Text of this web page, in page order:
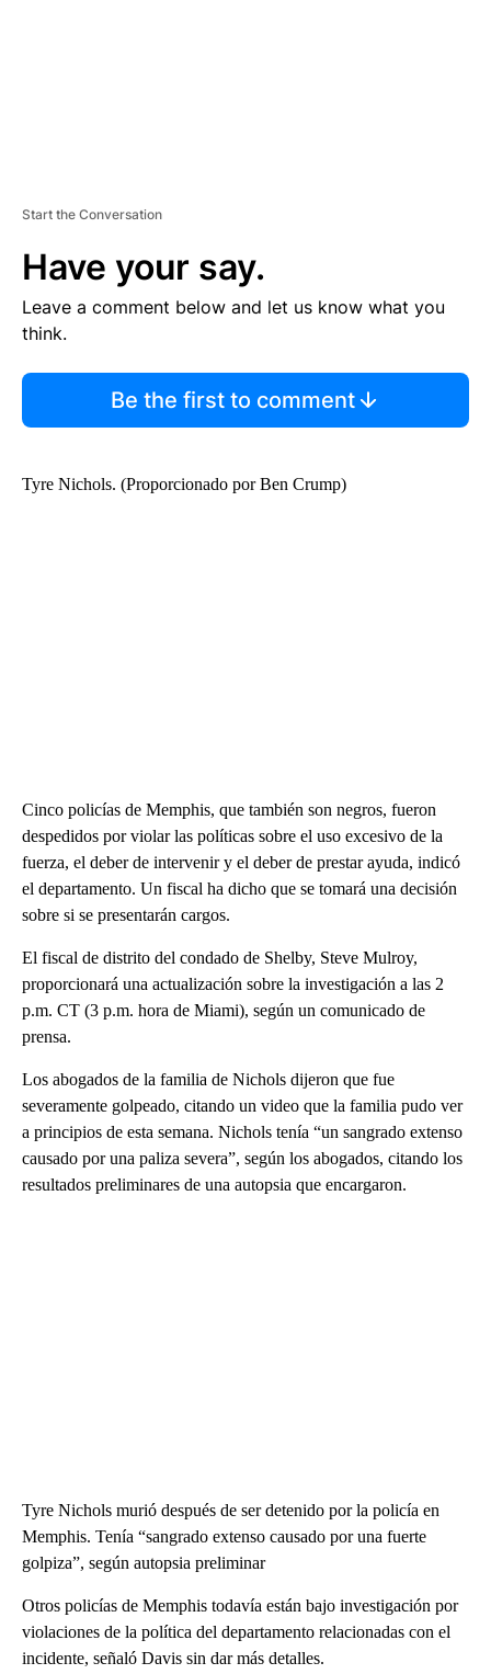
Start the Conversation
Have your say.
Leave a comment below and let us know what you
think.
Be the first to comment
Tyre Nichols. (Proporcionado por Ben Crump)
Cinco policías de Memphis, que también son negros, fueron
despedidos por violar las políticas sobre el uso excesivo de la
fuerza, el deber de intervenir y el deber de prestar ayuda, indicó
el departamento. Un fiscal ha dicho que se tomará una decisión
sobre si se presentarán cargos.
El fiscal de distrito del condado de Shelby, Steve Mulroy,
proporcionará una actualización sobre la investigación a las 2
p.m. CT (3 p.m. hora de Miami), según un comunicado de
prensa.
Los abogados de la familia de Nichols dijeron que fue
severamente golpeado, citando un video que la familia pudo ver
a principios de esta semana. Nichols tenía “un sangrado extenso
causado por una paliza severa”, según los abogados, citando los
resultados preliminares de una autopsia que encargaron.
Tyre Nichols murió después de ser detenido por la policía en
Memphis. Tenía “sangrado extenso causado por una fuerte
golpiza”, según autopsia preliminar
Otros policías de Memphis todavía están bajo investigación por
violaciones de la política del departamento relacionadas con el
incidente, señaló Davis sin dar más detalles.